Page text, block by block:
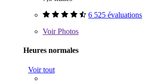
6 525 évaluations
VoirPhotos
Heures normales
Voir tout